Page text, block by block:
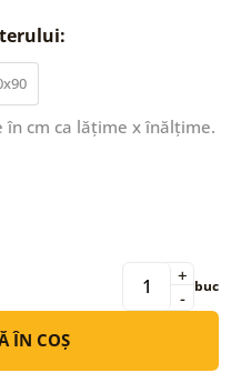
cm ca lățime x înălțime.
-
+ buc
ÎN COȘ